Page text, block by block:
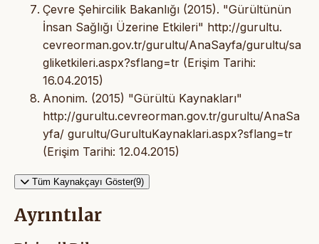
Çevre Şehircilik Bakanlığı (2015). "Gürültünün
İnsan Sağlığı Üzerine Etkileri" http://gurultu.
cevreorman.gov.tr/gurultu/AnaSayfa/gurultu/sa
gliketkileri.aspx?sflang=tr (Erişim Tarihi:
16.04.2015)
Anonim. (2015) "Gürültü Kaynakları"
http://gurultu.cevreorman.gov.tr/gurultu/AnaSa
yfa/ gurultu/GurultuKaynaklari.aspx?sflang=tr
(Erişim Tarihi: 12.04.2015)
Tüm Kaynakçayı Göster(9)
Ayrıntılar